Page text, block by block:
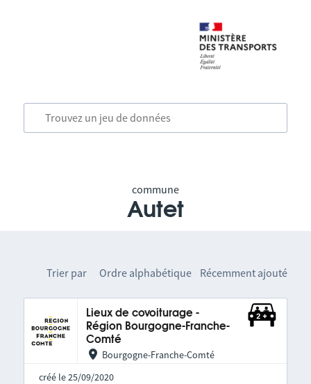
commune
Autet
Trier par Ordre alphabétique Récemment ajouté
Lieux de covoiturage -
Région Bourgogne-Franche-
Comté
Bourgogne-Franche-Comté
créé le 25/09/2020